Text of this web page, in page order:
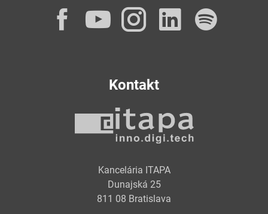
Facebook
YouTube
Instagram
Kontakt
Kancelária ITAPA
Dunajská 25
811 08 Bratislava